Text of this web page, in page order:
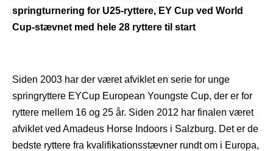
springturnering for U25-ryttere, EY Cup ved World
Cup-stævnet med hele 28 ryttere til start
Siden 2003 har der været afviklet en serie for unge
springryttere EYCup European Youngste Cup, der er for
ryttere mellem 16 og 25 år. Siden 2012 har finalen været
afviklet ved Amadeus Horse Indoors i Salzburg. Det er de
bedste ryttere fra kvalifikationsstævner rundt om i Europa,